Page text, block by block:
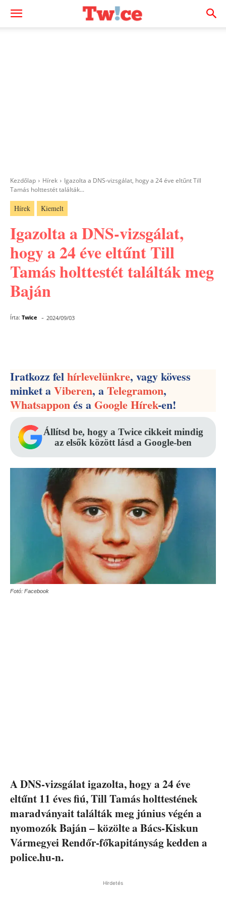
Kezdőlap Hírek
Igazolta a DNS-vizsgálat, hogy a 24 éve eltűnt Till
Tamás holttestét találták...
Hírek Kiemelt
Igazolta a DNS-vizsgálat,
hogy a 24 éve eltűnt Till
Tamás holttestét találták meg
Baján
Írta: Twice - 2024/09/03
Iratkozz felhírlevelünkre, vagy kövess
minket aViberen, aTelegramon,
Whatsapponés aGoogle Hírek-en!
Állítsd be, hogy a Twice cikkeit mindig
az elsők között lásd a Google-ben
Fotó: Facebook
A DNS-vizsgálat igazolta, hogy a 24 éve
eltűnt 11 éves fiú, Till Tamás holttestének
maradványait találták meg június végén a
nyomozók Baján – közölte a Bács-Kiskun
Vármegyei Rendőr-főkapitányság kedden a
police.hu-n.
Hirdetés